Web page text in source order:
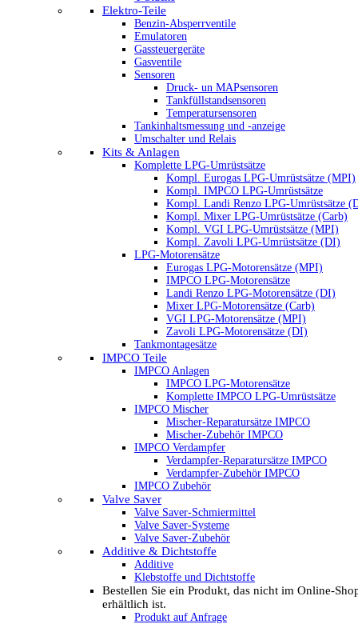
Elektro-Teile
Benzin-Absperrventile
Emulatoren
Gassteuergeräte
Gasventile
Sensoren
Druck- un MAPsensoren
Tankfüllstandsensoren
Temperatursensoren
Tankinhaltsmessung und -anzeige
Umschalter und Relais
Kits & Anlagen
Komplette LPG-Umrüstsätze
Kompl. Eurogas LPG-Umrüstsätze (MPI)
Kompl. IMPCO LPG-Umrüstsätze
Kompl. Landi Renzo LPG-Umrüstsätze
Kompl. Mixer LPG-Umrüstsätze (Carb)
Kompl. VGI LPG-Umrüstsätze (MPI)
Kompl. Zavoli LPG-Umrüstsätze (DI)
LPG-Motorensätze
Eurogas LPG-Motorensätze (MPI)
IMPCO LPG-Motorensätze
Landi Renzo LPG-Motorensätze (DI)
Mixer LPG-Motorensätze (Carb)
VGI LPG-Motorensätze (MPI)
Zavoli LPG-Motorensätze (DI)
Tankmontagesätze
IMPCO Teile
IMPCO Anlagen
IMPCO LPG-Motorensätze
Komplette IMPCO LPG-Umrüstsätze
IMPCO Mischer
Mischer-Reparatursätze IMPCO
Mischer-Zubehör IMPCO
IMPCO Verdampfer
Verdampfer-Reparatursätze IMPCO
Verdampfer-Zubehör IMPCO
IMPCO Zubehör
Valve Saver
Valve Saver-Schmiermittel
Valve Saver-Systeme
Valve Saver-Zubehör
Additive & Dichtstoffe
Additive
Klebstoffe und Dichtstoffe
Bestellen Sie ein Produkt, das nicht im Online-
erhältlich ist.
Produkt auf Anfrage